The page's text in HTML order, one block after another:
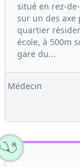
situé en rez-
sur un des axe
quartier
école, à 500m
gare du...
Médecin